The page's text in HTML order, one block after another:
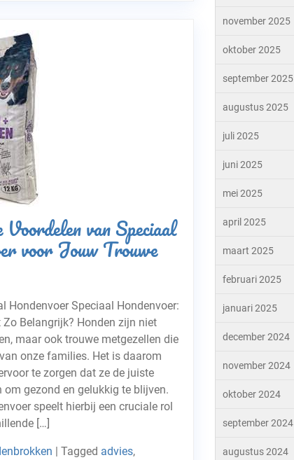
van Speciaal
voor Jouw Trouwe
Hondenvoer Speciaal Hondenvoer:
Belangrijk? Honden zijn niet
maar ook trouwe metgezellen die
onze families. Het is daarom
te zorgen dat ze de juiste
om gezond en gelukkig te blijven.
speelt hierbij een cruciale rol
[…]
| Tagged advies,
november 2025
oktober 2025
september 2025
augustus 2025
juli 2025
juni 2025
mei 2025
april 2025
maart 2025
februari 2025
januari 2025
december 2024
november 2024
oktober 2024
september 2024
augustus 2024